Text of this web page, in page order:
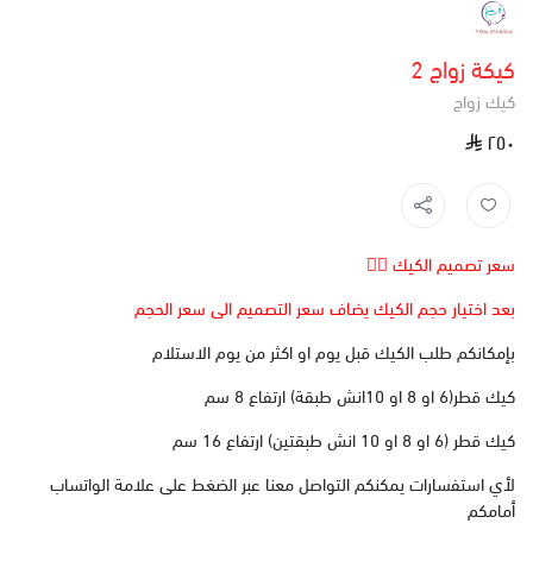
كيكة زواج 2
كيك زواج
٢٥٠
سعر تصميم الكيك 👆🏻
بعد اختيار حجم الكيك يضاف سعر التصميم الى سعر الحجم
بإمكانكم طلب الكيك قبل يوم او اكثر من يوم الاستلام
كيك قطر(6 او 8 او 10انش طبقة) ارتفاع 8 سم
كيك قطر (6 او 8 او 10 انش طبقتين) ارتفاع 16 سم
لأي استفسارات يمكنكم التواصل معنا عبر الضغط على علامة الواتساب
أمامكم